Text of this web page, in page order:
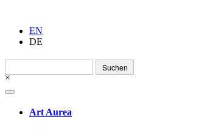
EN
DE
Suchen
nach:
×
Art Aurea